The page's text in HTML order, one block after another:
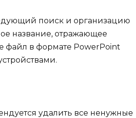
поиск и организацию
название, отражающее
файл в формате PowerPoint
удалить все ненужные